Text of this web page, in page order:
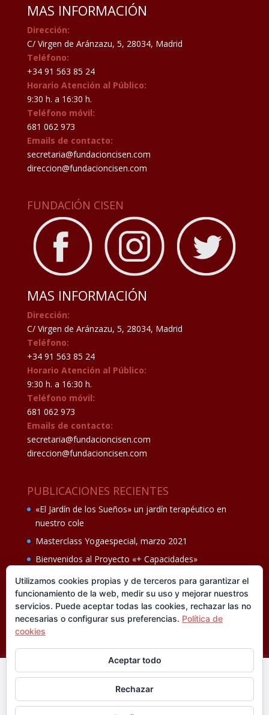
MAS INFORMACIÓN
Dirección:
C/ Virgen de Aránzazu, 5, 28034, Madrid
Teléfono:
+34 91 563 85 24
Horario Atención al Público:
9:30 h. a 16:30 h.
Teléfono móvil:
681 062 973
Emails de contacto:
secretaria@fundacioncisen.com
direccion@fundacioncisen.com
FUNDACIÓN CISEN
MAS INFORMACIÓN
Dirección:
C/ Virgen de Aránzazu, 5, 28034, Madrid
Teléfono:
+34 91 563 85 24
Horario Atención al Público:
9:30 h. a 16:30 h.
Teléfono móvil:
681 062 973
Emails de contacto:
secretaria@fundacioncisen.com
direccion@fundacioncisen.com
PUBLICACIONES RECIENTES
«El Jardín de los Sueños» un jardín terapéutico en
nuestro cole
Masterclass Yogaespecial, marzo 2021
Bienvenidos al Proyecto «+ Capacidades»
Fiesta de fin de curso Los oficios 14 de junio
Ganadores del II Programa educativo Cuídate +
®FUNDACIÓN CISEN. ® Todos los derechos
Política de privacidad I
En esta web utilizamos cookies analíticas, propias y de
terceros, que nos informan sobre sus hábitos de navegación
para mejorar la calidad de nuestros servicios y su experiencia
Utilizamos cookies propias y de terceros para garantizar el
funcionamiento de la web, medir su uso y mejorar nuestros
servicios. Puede aceptar todas las cookies, rechazar las no
necesarias o configurar sus preferencias. Política de
cookies
Aceptar todo
Rechazar